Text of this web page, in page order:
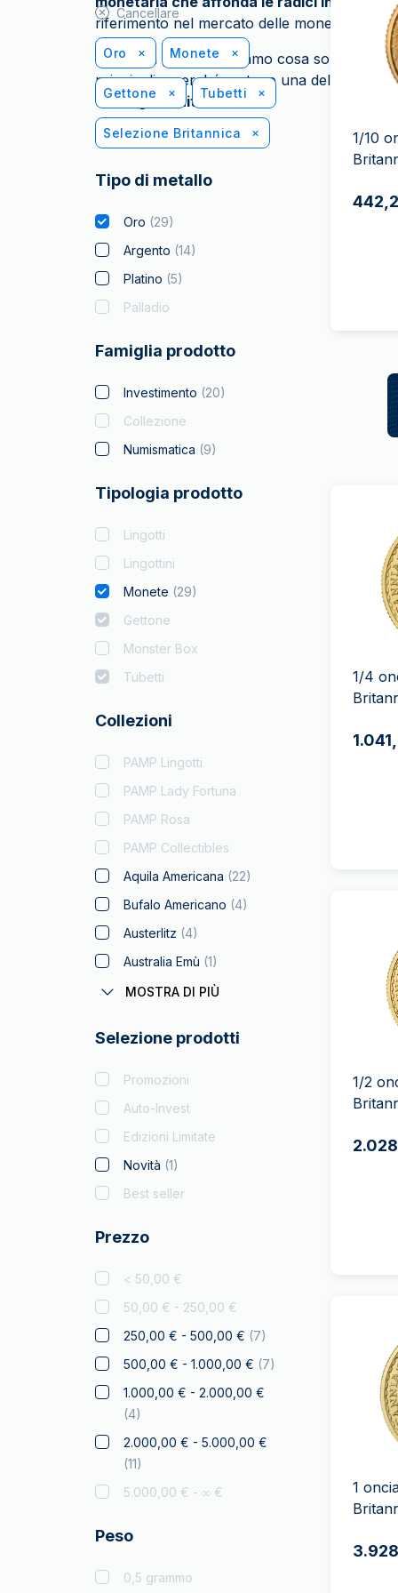
Programma diriferimento nel mercato delle monete
In questa guida scopriamo cosa sono le
principali e perché restano una delle
del Regno Unito
1/10
1/4
1/2
1
Cancellare
Oro Monete
Gettone Tubetti
Selezione Britannica
Tipo di metallo
Oro (29)
Argento (14)
Platino (5)
Palladio
Famiglia prodotto
Investimento (20)
Collezione
Numismatica (9)
Tipologia prodotto
Lingotti
Lingottini
Monete (29)
Gettone
Monster Box
Tubetti
Collezioni
PAMP Lingotti
PAMP Lady Fortuna
PAMP Rosa
PAMP Collectibles
Aquila Americana (22)
Bufalo Americano (4)
Austerlitz (4)
Australia Emù (1)
Coronas( 1)
Big Five (4)
Bitcoin (2)
Black Flag
Britannia (18)
Coca Cola
Collezione Natalizi
Leone Ceco
Disney ( 3)
Diwali
Drachmai
2)
Australiano
( 2)
Elephant (6
Falco
Francese a Cavallo (4)
Regali e pezzi da
collezione 7 )
Canguro (18
MOSTRA DI PIÙ
Selezione prodotti
Promozioni
Auto-Invest
Edizioni Limitate
Novità (1)
Best seller
Prezzo
< 50,00 €
50,00 € - 250,00 €
250,00 € - 500,00 € (7)
500,00 € - 1.000,00 € (7)
1.000,00 € - 2.000,00 €
(4)
2.000,00 € - 5.000,00 €
(11)
5.000,00 € - ∞ €
Peso
0,5 grammo